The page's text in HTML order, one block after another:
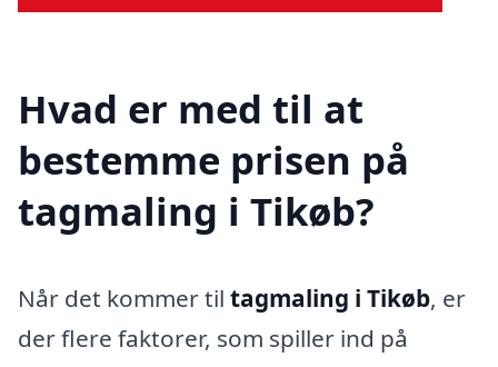
Hvad er med til at
bestemme prisen på
tagmaling i Tikøb?
Når det kommer til tagmaling i Tikøb, er
der flere faktorer, som spiller ind på